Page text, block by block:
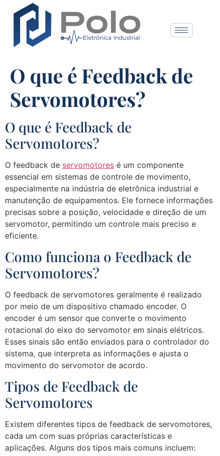
O que é Feedback de
Servomotores?
O que é Feedback de
Servomotores?
O feedback de servomotores é um componente
essencial em sistemas de controle de movimento,
especialmente na indústria de eletrônica industrial e
manutenção de equipamentos. Ele fornece informações
precisas sobre a posição, velocidade e direção de um
servomotor, permitindo um controle mais preciso e
eficiente.
Como funciona o Feedback de
Servomotores?
O feedback de servomotores geralmente é realizado
por meio de um dispositivo chamado encoder. O
encoder é um sensor que converte o movimento
rotacional do eixo do servomotor em sinais elétricos.
Esses sinais são então enviados para o controlador do
sistema, que interpreta as informações e ajusta o
movimento do servomotor de acordo.
Tipos de Feedback de
Servomotores
Existem diferentes tipos de feedback de servomotores,
cada um com suas próprias características e
aplicações. Alguns dos tipos mais comuns incluem: